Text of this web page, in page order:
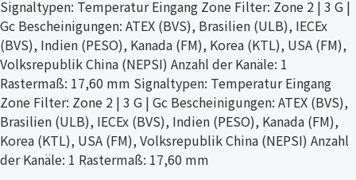
Signaltypen: Temperatur Eingang Zone Filter: Zone 2 | 3 G |
Gc Bescheinigungen: ATEX (BVS), Brasilien (ULB), IECEx
(BVS), Indien (PESO), Kanada (FM), Korea (KTL), USA (FM),
Volksrepublik China (NEPSI) Anzahl der Kanäle: 1
Rastermaß: 17,60 mm Signaltypen: Temperatur Eingang
Zone Filter: Zone 2 | 3 G | Gc Bescheinigungen: ATEX (BVS),
Brasilien (ULB), IECEx (BVS), Indien (PESO), Kanada (FM),
Korea (KTL), USA (FM), Volksrepublik China (NEPSI) Anzahl
der Kanäle: 1 Rastermaß: 17,60 mm